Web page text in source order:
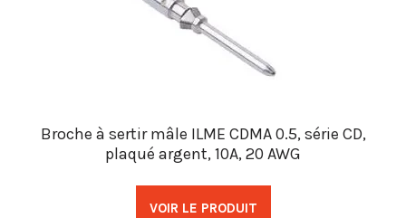
Broche à sertir mâle ILME CDMA 0.5, série CD,
plaqué argent, 10A, 20 AWG
VOIR LE PRODUIT